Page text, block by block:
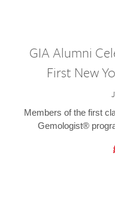
GIA Alumni
First New
Members of the first
Gemologist®